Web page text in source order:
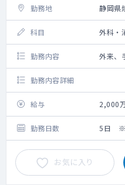
勤務地 静岡県
科目 外科・
勤務内容 外来、
勤務内容詳細
給与 2,000
勤務日数 5日 ※
お気に入り